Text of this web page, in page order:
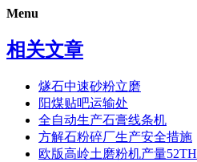
Menu
相关文章
燧石中速砂粉立磨
阳煤贴吧运输处
全自动生产石膏线条机
方解石粉碎厂生产安全措施
欧版高岭土磨粉机产量52TH